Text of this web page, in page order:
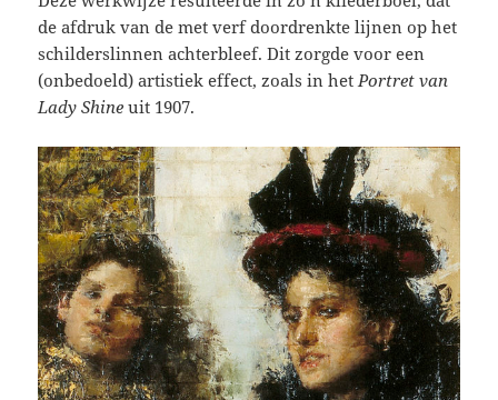
de afdruk van de met verf doordrenkte lijnen op het
schilderslinnen achterbleef. Dit zorgde voor een
(onbedoeld) artistiek effect, zoals in hetPortret van
Lady Shine uit 1907.